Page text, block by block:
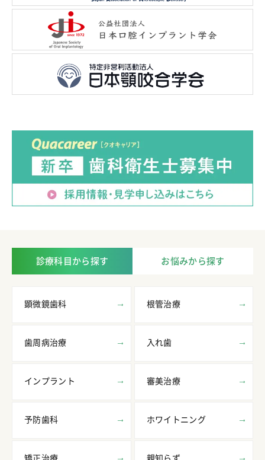
診療科目から探す お悩みから探す
顕微鏡歯科 根管治療
歯周病治療 入れ歯
インプラント 審美治療
予防歯科 ホワイトニング